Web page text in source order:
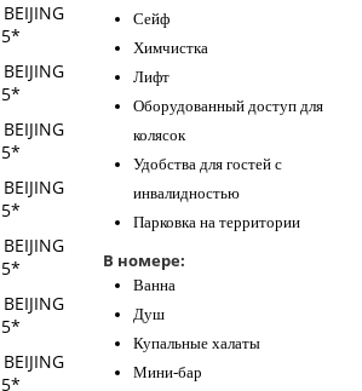
Сейф
Химчистка
Лифт
Оборудованный доступ для
колясок
Удобства для гостей с
инвалидностью
Парковка на территории
В номере:
Ванна
Душ
Купальные халаты
Мини-бар